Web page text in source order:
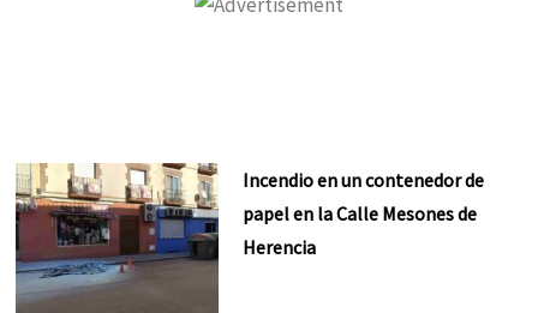
Incendio en un contenedor de
papel en la Calle Mesones de
Herencia